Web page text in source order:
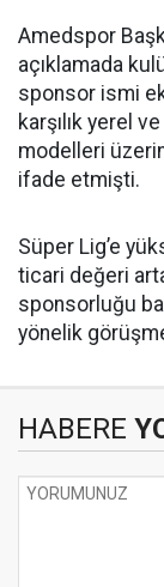
Amedspor
açıklamada
sponsor ismi
karşılık yerel
modelleri
ifade etmişti.
Süper Lig’e
ticari değeri
sponsorluğu
yönelik
HABERE